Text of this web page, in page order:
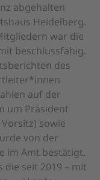
abgehalten
Heidelberg.
war die
beschlussfähig.
des
auf der
um Präsident
sowie
von der
im Amt bestätigt.
die seit 2019 – mit